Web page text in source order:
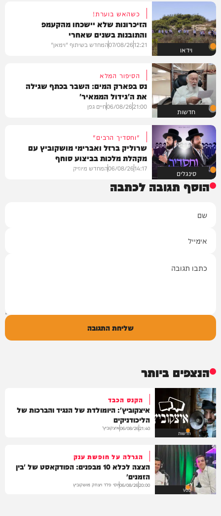
וידאו
כשהאש בוערת!
הזיכרונות שלא יישכחו מהקעמפ
והתובנות בשנים שאחרי
12:21
07/08/26המחדש בשיתוף "וימאן"
חדשות
הסיפור המלא
נס בפארק המים: השבר בכתף שגילה
את ה'גידול הממאיר'
21:00
06/08/26חיים גפן
סינגלים
"וחסדיך הרבים"
שרוליק ברזל ואברימי מושקוביץ עם
מקהלת מלכות בביצוע סוחף
14:17
06/08/26המחדש מיוזיק
הוסף תגובה לכתבה
שליחת התגובה
הנצפים ביותר
חדשות
הקנס הכבד
איצקוביץ': היומולדת של הנגיד והברכות של
הליכודניקים
21:40
06/08/26איצקוביץ'
VOD
הגרלה על חופשת ענק
הצצה לכלא 10 מבפנים: הפודקאסט של 'בין
הזמנים'
20:00
06/08/26יוסי פלד ויצחק מושקוביץ